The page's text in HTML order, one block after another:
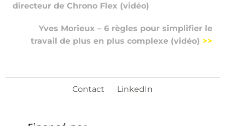
directeur de Chrono Flex (vidéo)
Yves Morieux – 6 règles pour simplifier le
travail de plus en plus complexe (vidéo) >>
Contact LinkedIn